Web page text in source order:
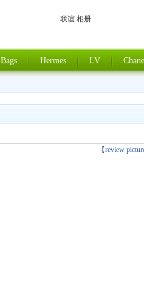
联谊 相册
Bags Hermes LV
【review
上一张